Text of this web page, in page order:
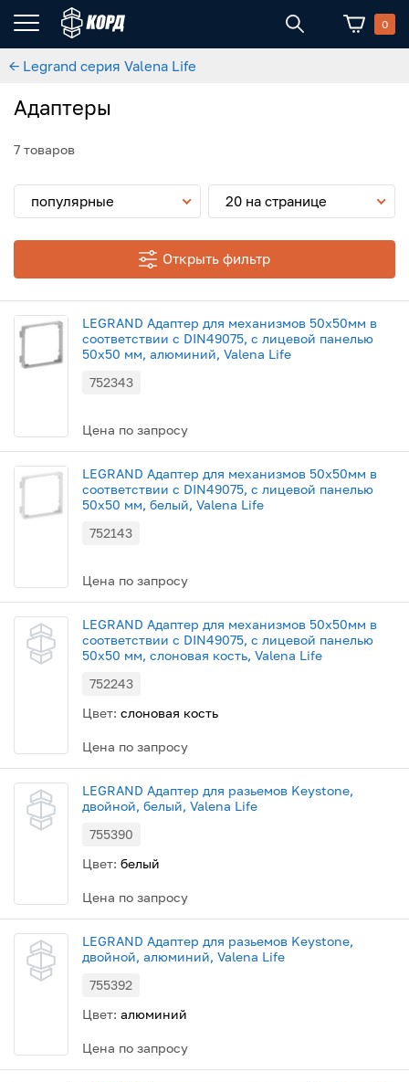
0
← Legrand серия Valena Life
Адаптеры
7 товаров
популярные 20 на странице
Открыть фильтр
LEGRAND Адаптер для механизмов 50х50мм в
соответствии с DIN49075, с лицевой панелью
50х50 мм, алюминий, Valena Life
752343
Цена по запросу
LEGRAND Адаптер для механизмов 50х50мм в
соответствии с DIN49075, с лицевой панелью
50х50 мм, белый, Valena Life
752143
Цена по запросу
LEGRAND Адаптер для механизмов 50х50мм в
соответствии с DIN49075, с лицевой панелью
50х50 мм, слоновая кость, Valena Life
752243
Цвет: слоновая кость
Цена по запросу
LEGRAND Адаптер для разьемов Keystone,
двойной, белый, Valena Life
755390
Цвет: белый
Цена по запросу
LEGRAND Адаптер для разьемов Keystone,
двойной, алюминий, Valena Life
755392
Цвет: алюминий
Цена по запросу